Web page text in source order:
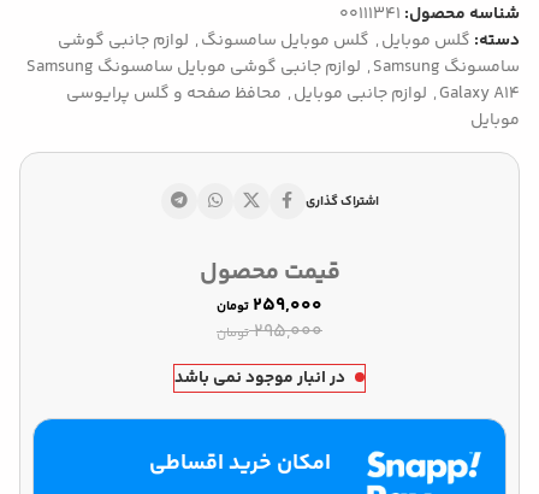
شناسه محصول: 00111341
دسته: گلس موبایل, گلس موبایل سامسونگ, لوازم جانبی گوشی
سامسونگ Samsung
,
لوازم جانبی گوشی موبایل سامسونگ Samsung
Galaxy A14
, لوازم جانبی موبایل, محافظ صفحه و گلس پرایوسی
موبایل
اشتراک گذاری
قیمت محصول
۲۹۵,۰۰۰ تومان
۲۵۹,۰۰۰تومان
در انبار موجود نمی باشد
امکان خرید اقساطی